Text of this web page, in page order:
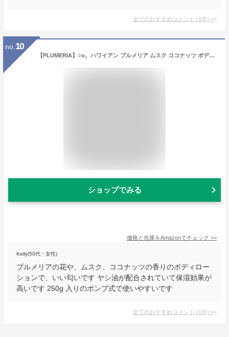
全てのおすすめコメント (1件) >
no. 10
【PLUMERIA】○o。ハワイアン プルメリア ムスク ココナッツ ボディーローション 容量 250g ヤシ油 保湿効果 ハワイ ボディー クリーム ハワイアン雑貨 ハワイの香り ハワイ花 ボディミルクローション クリーム ローション プレゼント お土産 良い香り 人気 。o○ 10007304
ショップでみる
価格と在庫をAmazonでチェック >>
Kelly(50代・女性)
プルメリアの花や、ムスク、ココナッツの香りのボディロー
ションで、いい匂いです ヤシ油が配合されていて保湿効果が
高いです 250g 入りのポンプ式で使いやすいです
全てのおすすめコメント (1件) >